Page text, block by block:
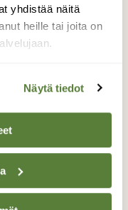
yhdistää näitä
heille tai joita on
Näytä tiedot
pellon reunassa.